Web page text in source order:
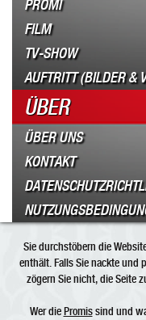
PROMI
FILM
TV-SHOW
AUFTRITT (BILDER &
ÜBER
ÜBER UNS
KONTAKT
Sie durchstöbern die
enthält. Falls Sie nackte und
zögern Sie nicht, die Seite
Wer diePromissind und